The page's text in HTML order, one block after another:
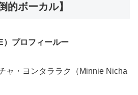
的ボーカル】
）プロフィールー
ャ・ヨンタララク（Minnie Nicha